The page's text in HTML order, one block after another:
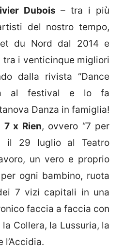
Dubois – tra i più
del nostro tempo,
du Nord dal 2014 e
tra i venticinque migliori
dalla rivista “Dance
al festival e lo fa
Danza in famiglia!
7 x Rien, ovvero “7 per
il 29 luglio al Teatro
un vero e proprio
ogni bambino, ruota
7 vizi capitali in una
faccia a faccia con
la Collera, la Lussuria, la
l’Accidia.